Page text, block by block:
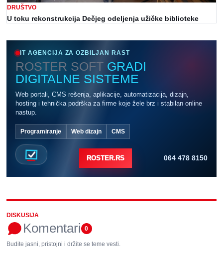
DRUŠTVO
U toku rekonstrukcija Dečjeg odeljenja užičke biblioteke
IT AGENCIJA ZA OZBILJAN RAST
ROSTER SOFT GRADI
DIGITALNE SISTEME
Web portali, CMS rešenja, aplikacije, automatizacija, dizajn,
hosting i tehnička podrška za firme koje žele brz i stabilan online
nastup.
Programiranje Web dizajn CMS
ROSTER.RS 064 478 8150
DISKUSIJA
Komentari 0
Budite jasni, pristojni i držite se teme vesti.